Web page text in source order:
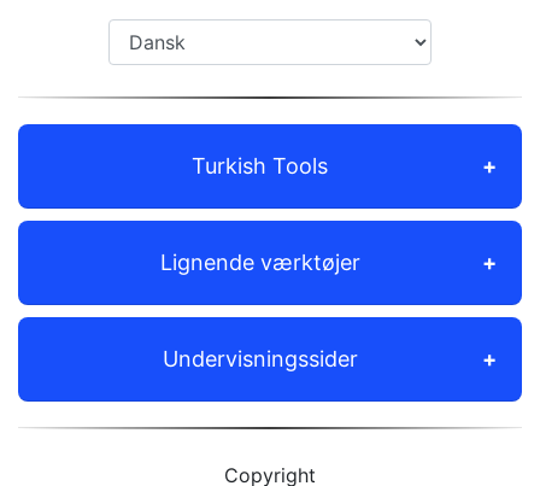
Turkish Tools
Lignende værktøjer
Undervisningssider
Copyright